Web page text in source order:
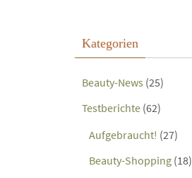
Kategorien
Beauty-News (25)
Testberichte (62)
Aufgebraucht! (27)
Beauty-Shopping (18)